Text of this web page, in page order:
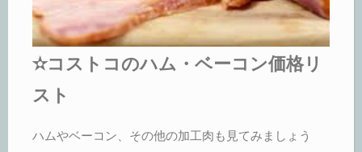
✫コストコのハム・ベーコン価格リ
スト
ハムやベーコン、その他の加工肉も見てみましょう